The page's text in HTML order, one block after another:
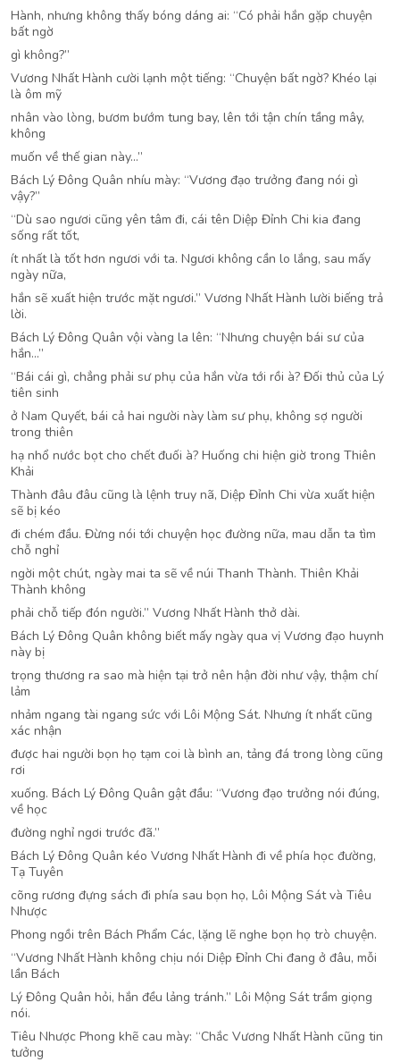
Hành, nhưng không thấy bóng dáng ai: “Có phải hắn gặp chuyện
bất ngờ
gì không?”
Vương Nhất Hành cười lạnh một tiếng: “Chuyện bất ngờ? Khéo lại
là ôm mỹ
nhân vào lòng, bươm bướm tung bay, lên tới tận chín tầng mây,
không
muốn về thế gian này…”
Bách Lý Đông Quân nhíu mày: “Vương đạo trưởng đang nói gì
vậy?”
“Dù sao ngươi cũng yên tâm đi, cái tên Diệp Đỉnh Chi kia đang
sống rất tốt,
ít nhất là tốt hơn ngươi với ta. Ngươi không cần lo lắng, sau mấy
ngày nữa,
hắn sẽ xuất hiện trước mặt ngươi.” Vương Nhất Hành lười biếng trả
lời.
Bách Lý Đông Quân vội vàng la lên: “Nhưng chuyện bái sư của
hắn…”
“Bái cái gì, chẳng phải sư phụ của hắn vừa tới rồi à? Đối thủ của Lý
tiên sinh
ở Nam Quyết, bái cả hai người này làm sư phụ, không sợ người
trong thiên
hạ nhổ nước bọt cho chết đuối à? Huống chi hiện giờ trong Thiên
Khải
Thành đâu đâu cũng là lệnh truy nã, Diệp Đỉnh Chi vừa xuất hiện
sẽ bị kéo
đi chém đầu. Đừng nói tới chuyện học đường nữa, mau dẫn ta tìm
chỗ nghỉ
ngời một chút, ngày mai ta sẽ về núi Thanh Thành. Thiên Khải
Thành không
phải chỗ tiếp đón người.” Vương Nhất Hành thở dài.
Bách Lý Đông Quân không biết mấy ngày qua vị Vương đạo huynh
này bị
trọng thương ra sao mà hiện tại trở nên hận đời như vậy, thậm chí
lảm
nhảm ngang tài ngang sức với Lôi Mộng Sát. Nhưng ít nhất cũng
xác nhận
được hai người bọn họ tạm coi là bình an, tảng đá trong lòng cũng
rơi
xuống. Bách Lý Đông Quân gật đầu: “Vương đạo trưởng nói đúng,
về học
đường nghỉ ngơi trước đã.”
Bách Lý Đông Quân kéo Vương Nhất Hành đi về phía học đường,
Tạ Tuyên
cõng rương đựng sách đi phía sau bọn họ, Lôi Mộng Sát và Tiêu
Nhược
Phong ngồi trên Bách Phẩm Các, lặng lẽ nghe bọn họ trò chuyện.
“Vương Nhất Hành không chịu nói Diệp Đỉnh Chi đang ở đâu, mỗi
lần Bách
Lý Đông Quân hỏi, hắn đều lảng tránh.” Lôi Mộng Sát trầm giọng
nói.
Tiêu Nhược Phong khẽ cau mày: “Chắc Vương Nhất Hành cũng tin
tưởng